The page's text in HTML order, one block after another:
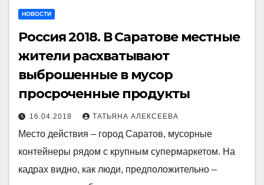
НОВОСТИ
Россия 2018. В Саратове местные
жители расхватывают
выброшенные в мусор
просроченные продукты
16.04.2018 ТАТЬЯНА АЛЕКСЕЕВА
Место действия – город Саратов, мусорные
контейнеры рядом с крупным супермаркетом. На
кадрах видно, как люди, предположительно –